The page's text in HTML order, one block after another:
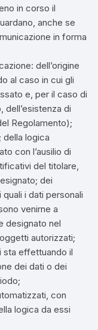
in corso il
anche se
in forma
dell’origine
al caso in cui gli
e, per il caso di
di
Regolamento);
della logica
con l’ausilio di
del titolare,
dei
i dati personali
venirne a
designato nel
autorizzati;
sta effettuando il
dei dati o dei
con
logica da essi